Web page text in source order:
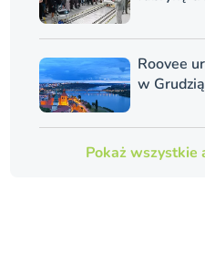
Roovee
w
Pokaż wszystkie